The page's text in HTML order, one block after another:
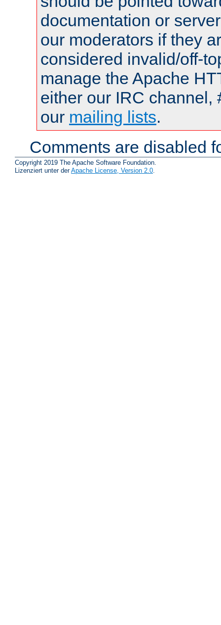
documentation or
our moderators if they
considered invalid/off-
manage the Apache
either our IRC channel,
our mailing lists.
Comments are disabled
Copyright 2019 The Apache Software Foundation.
Lizenziert unter derApache License, Version 2.0